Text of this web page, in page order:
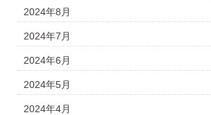
2024年8月
2024年7月
2024年6月
2024年5月
2024年4月